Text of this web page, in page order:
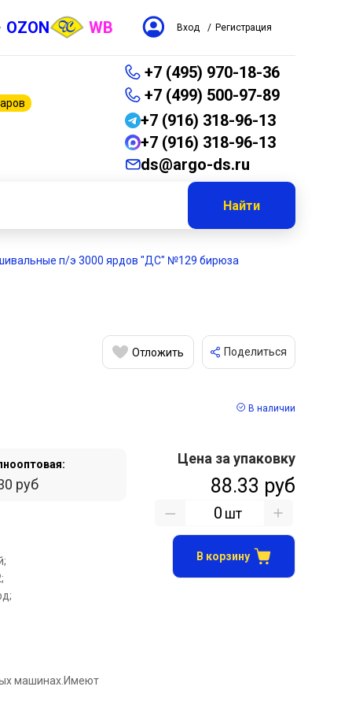
OZON WB Вход / Регистрация
+7 (495) 970-18-36
+7 (499) 500-97-89
+7 (916) 318-96-13
+7 (916) 318-96-13
ds@argo-ds.ru
Найти
п/э 3000 ярдов "ДС" №129 бирюза
Отложить Поделиться
В наличии
руб
машинах.Имеют
Цена за упаковку
88.33 руб
шт
В корзину